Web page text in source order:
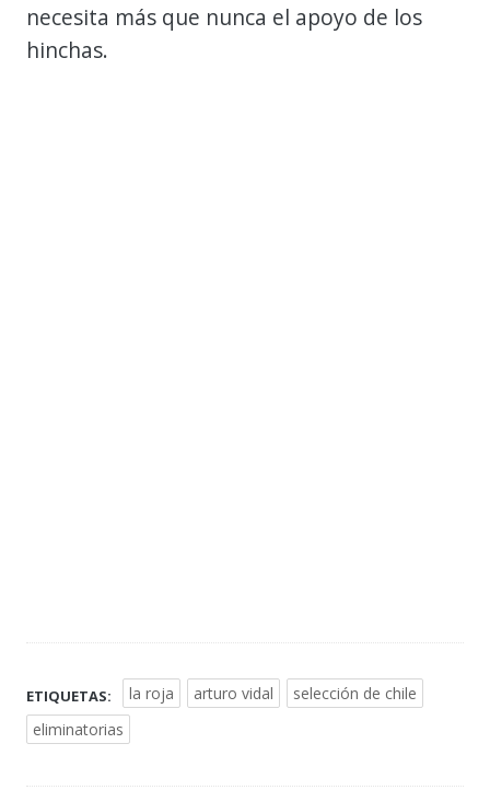
necesita más que nunca el apoyo de los
hinchas.
ETIQUETAS: la roja arturo vidal
selección de chile
eliminatorias